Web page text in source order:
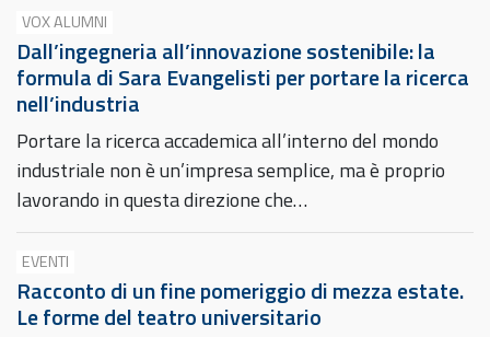
VOX ALUMNI
Dall’ingegneria all’innovazione sostenibile: la
formula di Sara Evangelisti per portare la ricerca
nell’industria
Portare la ricerca accademica all’interno del mondo
industriale non è un’impresa semplice, ma è proprio
lavorando in questa direzione che…
EVENTI
Racconto di un fine pomeriggio di mezza estate.
Le forme del teatro universitario